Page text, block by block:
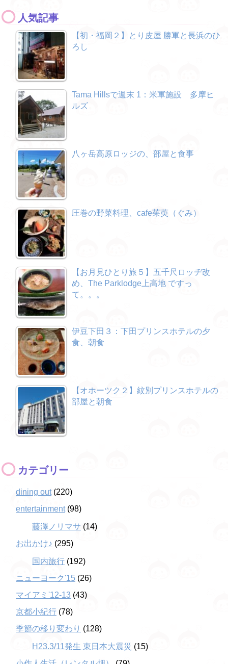
人気記事
【初・福岡２】とり皮屋 勝軍と長浜のひ
ろし
Tama Hillsで週末 1：米軍施設 多摩ヒ
ルズ
八ヶ岳高原ロッジの、部屋と食事
圧巻の野菜料理、cafe茱萸（ぐみ）
【お月見ひとり旅５】五千尺ロッヂ改
め、The Parklodge上高地 ですっ
て。。。
伊豆下田３：下田プリンスホテルの夕
食、朝食
【オホーツク２】紋別プリンスホテルの
部屋と朝食
カテゴリー
dining out(220)
entertainment(98)
藤澤ノリマサ (14)
お出かけ♪ (295)
国内旅行 (192)
ニューヨーク'15 (26)
マイアミ'12-13 (43)
京都小紀行 (78)
季節の移り変わり (128)
H23.3/11発生 東日本大震災 (15)